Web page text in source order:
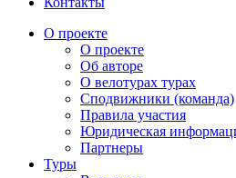
О проекте
О проекте
Об авторе
О велотурах турах
Сподвижники (команда)
Правила участия
Юридическая
Партнеры
Туры